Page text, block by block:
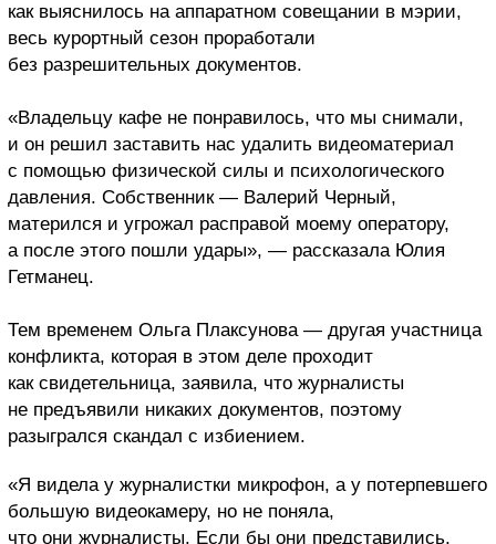
как выяснилось на аппаратном совещании в мэрии,
весь курортный сезон проработали
без разрешительных документов.
«Владельцу кафе не понравилось, что мы снимали,
и он решил заставить нас удалить видеоматериал
с помощью физической силы и психологического
давления. Собственник — Валерий Черный,
матерился и угрожал расправой моему оператору,
а после этого пошли удары», — рассказала Юлия
Гетманец.
Тем временем Ольга Плаксунова — другая участница
конфликта, которая в этом деле проходит
как свидетельница, заявила, что журналисты
не предъявили никаких документов, поэтому
разыгрался скандал с избиением.
«Я видела у журналистки микрофон, а у потерпевшего
большую видеокамеру, но не поняла,
что они журналисты. Если бы они представились,